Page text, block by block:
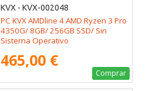
KVX - KVX-002048
PC KVX AMDline 4 AMD Ryzen 3 Pro
4350G/ 8GB/ 256GB SSD/ Sin
Sistema Operativo
465,00 €
Comprar